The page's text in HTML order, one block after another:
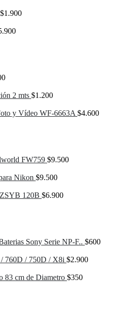
$1.900
2 mts $1.200
y Vídeo WF-6663A $4.600
FW759 $9.500
Nikon $9.500
120B $6.900
Sony Serie NP-F.. $600
760D / 750D / X8i $2.900
83 cm de Diametro $350